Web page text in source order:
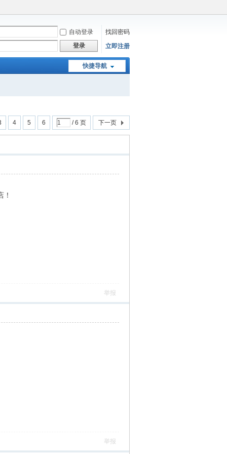
自动登录
找回密码
登录
立即注册
快捷导航
4 5 6 / 6 页 下一页
举报
举报